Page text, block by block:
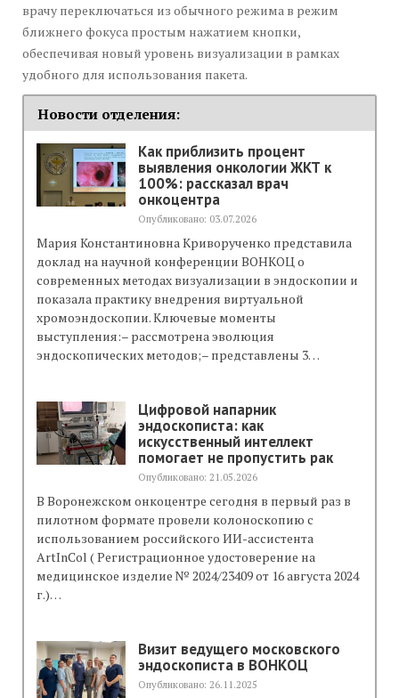
врачу переключаться из обычного режима в режим
ближнего фокуса простым нажатием кнопки,
обеспечивая новый уровень визуализации в рамках
удобного для использования пакета.
Новости отделения:
Как приблизить процент
выявления онкологии ЖКТ к
100%: рассказал врач
онкоцентра
Опубликовано: 03.07.2026
Мария Константиновна Криворученко представила
доклад на научной конференции ВОНКОЦ о
современных методах визуализации в эндоскопии и
показала практику внедрения виртуальной
хромоэндоскопии. Ключевые моменты
выступления:– рассмотрена эволюция
эндоскопических методов;– представлены 3…
Цифровой напарник
эндоскописта: как
искусственный интеллект
помогает не пропустить рак
Опубликовано: 21.05.2026
В Воронежском онкоцентре сегодня в первый раз в
пилотном формате провели колоноскопию с
использованием российского ИИ-ассистента
ArtInCol ( Регистрационное удостоверение на
медицинское изделие № 2024/23409 от 16 августа 2024
г.)…
Визит ведущего московского
эндоскописта в ВОНКОЦ
Опубликовано: 26.11.2025